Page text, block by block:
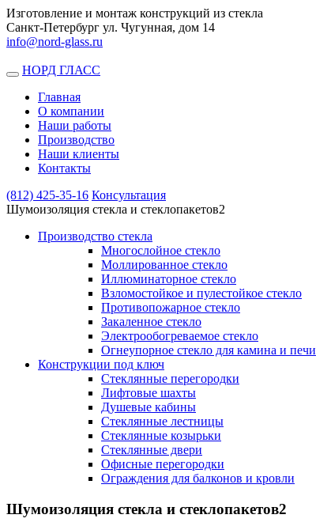
Изготовление и монтаж конструкций из стекла
Санкт-Петербург ул. Чугунная, дом 14
info@nord-glass.ru
Toggle
navigation
НОРД ГЛАСС
Главная
О компании
Наши работы
Производство
Наши клиенты
Контакты
(812) 425-35-16 Консультация
Шумоизоляция стекла и стеклопакетов2
Производство стекла
Многослойное стекло
Моллированное стекло
Иллюминаторное стекло
Взломостойкое и пулестойкое стекло
Противопожарное стекло
Закаленное стекло
Электрообогреваемое стекло
Огнеупорное стекло для камина и печи
Конструкции под ключ
Стеклянные перегородки
Лифтовые шахты
Душевые кабины
Cтеклянные лестницы
Cтеклянные козырьки
Cтеклянные двери
Офисные перегородки
Ограждения для балконов и кровли
Шумоизоляция стекла и стеклопакетов2